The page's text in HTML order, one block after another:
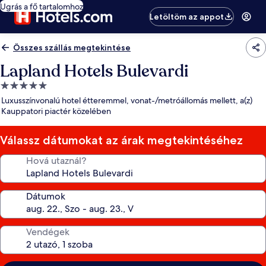
Ugrás a fő tartalomhoz
Letöltöm az appot
Összes szállás megtekintése
Lapland Hotels Bulevardi
5.0
csillagos
szálláshely
Luxusszínvonalú hotel étteremmel, vonat-/metróállomás mellett, a(z)
Kauppatori piactér közelében
Válassz dátumokat az árak megtekintéséhez
Hová utaznál?
Dátumok
Vendégek